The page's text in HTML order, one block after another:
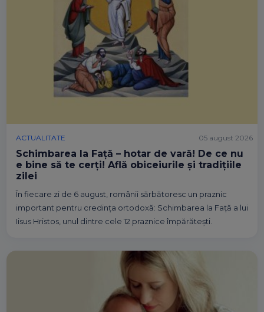
ACTUALITATE
Schimbarea la Față – hotar de vară! De ce nu
e bine să te cerți! Află obiceiurile și tradițiile
zilei
În fiecare zi de 6 august, românii sărbătoresc un praznic
important pentru credința ortodoxă: Schimbarea la Față a lui
Iisus Hristos, unul dintre cele 12 praznice împărătești.
05 august 2026